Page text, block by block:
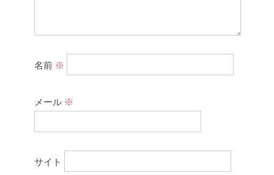
名前 ※
メール ※
サイト